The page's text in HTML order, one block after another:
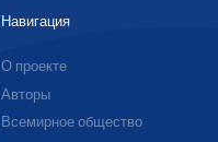
Навигация
О проекте
Авторы
Всемирное общество